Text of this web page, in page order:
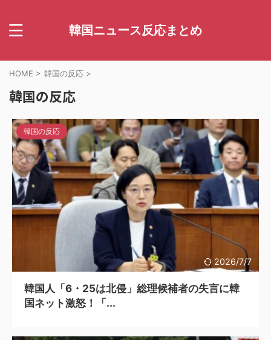
韓国ニュース反応まとめ
HOME > 韓国の反応 >
韓国の反応
2026/7/7
韓国の反応
韓国人「6・25は北侵」総理候補者の失言に韓
国ネット激怒！「...